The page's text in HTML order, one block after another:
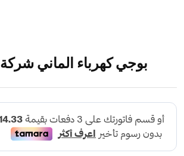
76 BOSCH بوجي كهرباء الماني شركة